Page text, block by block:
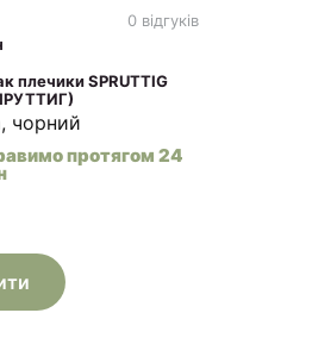
0 відгуків
плечики SPRUTTIG
чорний
протягом 24